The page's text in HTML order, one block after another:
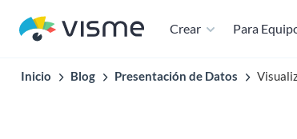
Crear Para
Inicio Blog Presentación de Datos